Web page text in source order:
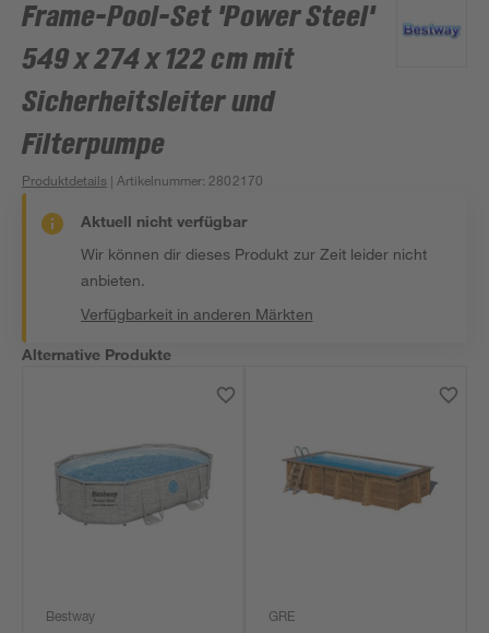
Frame-Pool-Set 'Power Steel'
549 x 274 x 122 cm mit
Sicherheitsleiter und
Filterpumpe
Produktdetails | Artikelnummer: 2802170
Aktuell nicht verfügbar
Wir können dir dieses Produkt zur Zeit leider nicht
anbieten.
Verfügbarkeit in anderen Märkten
Alternative Produkte
Bestway GRE